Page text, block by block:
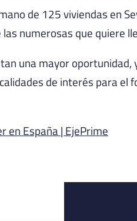
de 125 viviendas en
numerosas que quiere
una mayor oportunidad,
de interés para el
en España | EjePrime